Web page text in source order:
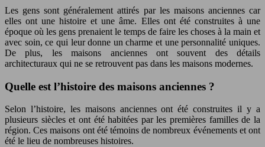
Les gens sont généralement attirés par les maisons anciennes car
elles ont une histoire et une âme. Elles ont été construites à une
époque où les gens prenaient le temps de faire les choses à la main et
avec soin, ce qui leur donne un charme et une personnalité uniques.
De plus, les maisons anciennes ont souvent des détails
architecturaux qui ne se retrouvent pas dans les maisons modernes.
Quelle est l’histoire des maisons anciennes ?
Selon l’histoire, les maisons anciennes ont été construites il y a
plusieurs siècles et ont été habitées par les premières familles de la
région. Ces maisons ont été témoins de nombreux événements et ont
été le lieu de nombreuses histoires.